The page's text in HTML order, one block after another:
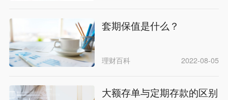
套期保值是什么？
理财百科 2022-08-05
大额存单与定期存款的区别